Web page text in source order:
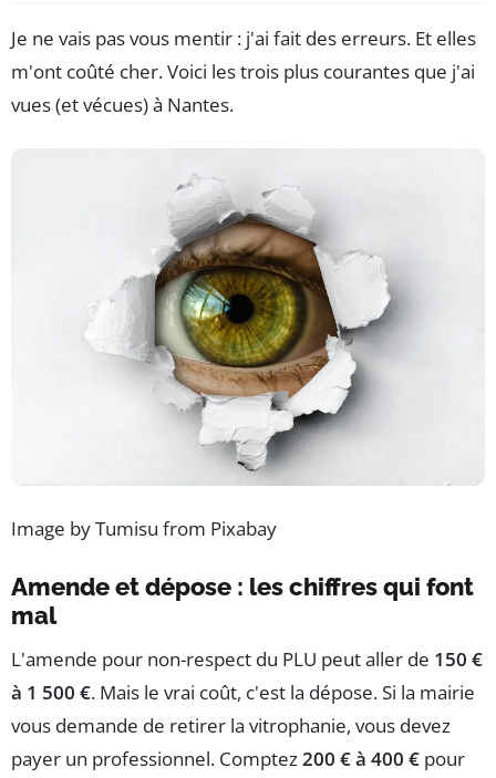
Je ne vais pas vous mentir : j'ai fait des erreurs. Et elles
m'ont coûté cher. Voici les trois plus courantes que j'ai
vues (et vécues) à Nantes.
Image by Tumisu from Pixabay
Amende et dépose : les chiffres qui font
mal
L'amende pour non-respect du PLU peut aller de 150 €
à 1 500 €. Mais le vrai coût, c'est la dépose. Si la mairie
vous demande de retirer la vitrophanie, vous devez
payer un professionnel. Comptez200 € à 400 € pour